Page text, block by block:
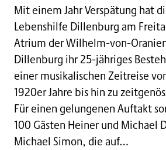
Mit einem Jahr Verspätung hat
Lebenshilfe Dillenburg am
Atrium der Wilhelm-von-
Dillenburg ihr 25-jähriges
einer musikalischen Zeitreise
1920er Jahre bis hin zu
Für einen gelungenen Auftakt
100 Gästen Heiner und Michael
Michael Simon, die auf…